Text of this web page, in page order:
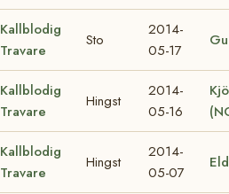
Kallblodig
Travare
Sto
2014-
05-17
Kallblodig
Travare
Hingst
2014-
05-16
Kallblodig
Travare
Hingst
2014-
05-07